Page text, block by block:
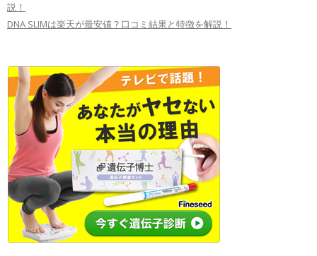
説！
DNA SLIMは楽天が最安値？口コミ結果と特徴を解説！